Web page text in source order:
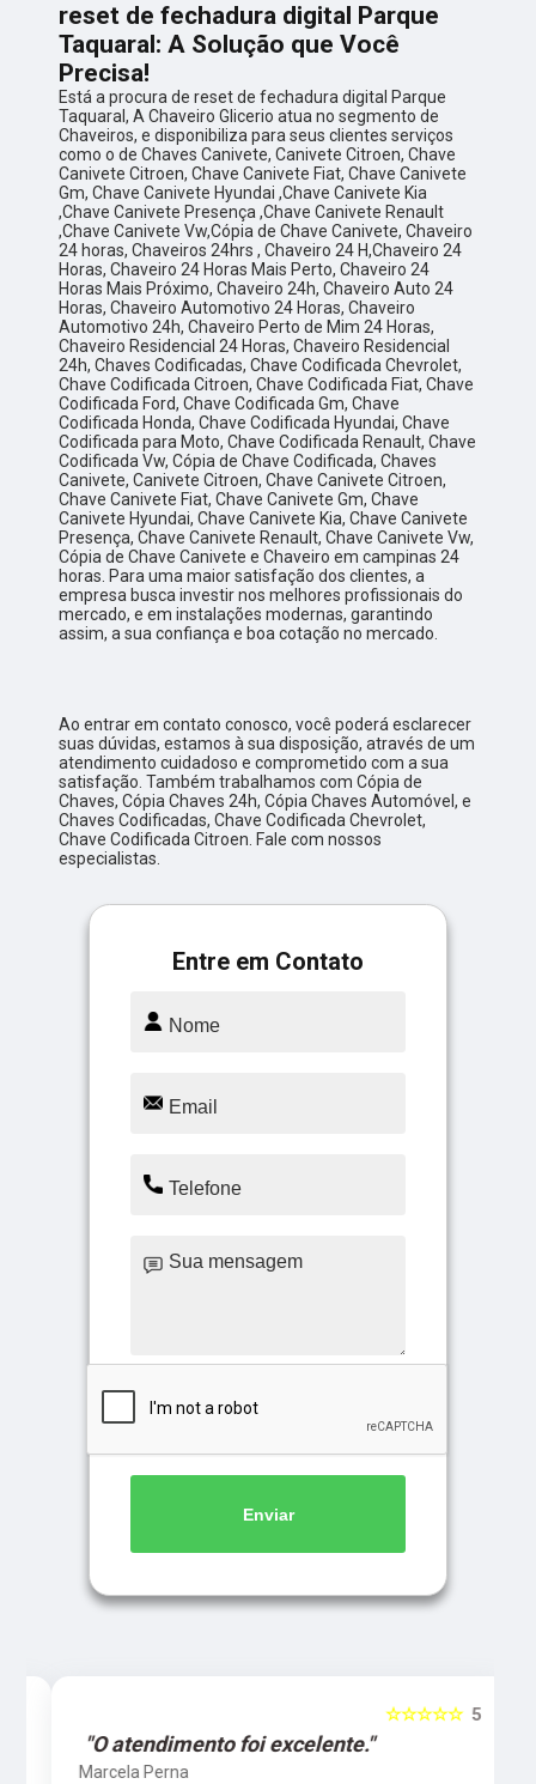
reset de fechadura digital Parque
Taquaral: A Solução que Você
Precisa!
Está a procura de reset de fechadura digital Parque
Taquaral, A Chaveiro Glicerio atua no segmento de
Chaveiros, e disponibiliza para seus clientes serviços
como o de Chaves Canivete, Canivete Citroen, Chave
Canivete Citroen, Chave Canivete Fiat, Chave Canivete
Gm, Chave Canivete Hyundai ,Chave Canivete Kia
,Chave Canivete Presença ,Chave Canivete Renault
,Chave Canivete Vw,Cópia de Chave Canivete, Chaveiro
24 horas, Chaveiros 24hrs , Chaveiro 24 H,Chaveiro 24
Horas, Chaveiro 24 Horas Mais Perto, Chaveiro 24
Horas Mais Próximo, Chaveiro 24h, Chaveiro Auto 24
Horas, Chaveiro Automotivo 24 Horas, Chaveiro
Automotivo 24h, Chaveiro Perto de Mim 24 Horas,
Chaveiro Residencial 24 Horas, Chaveiro Residencial
24h, Chaves Codificadas, Chave Codificada Chevrolet,
Chave Codificada Citroen, Chave Codificada Fiat, Chave
Codificada Ford, Chave Codificada Gm, Chave
Codificada Honda, Chave Codificada Hyundai, Chave
Codificada para Moto, Chave Codificada Renault, Chave
Codificada Vw, Cópia de Chave Codificada, Chaves
Canivete, Canivete Citroen, Chave Canivete Citroen,
Chave Canivete Fiat, Chave Canivete Gm, Chave
Canivete Hyundai, Chave Canivete Kia, Chave Canivete
Presença, Chave Canivete Renault, Chave Canivete Vw,
Cópia de Chave Canivete e Chaveiro em campinas 24
horas. Para uma maior satisfação dos clientes, a
empresa busca investir nos melhores profissionais do
mercado, e em instalações modernas, garantindo
assim, a sua confiança e boa cotação no mercado.
Ao entrar em contato conosco, você poderá esclarecer
suas dúvidas, estamos à sua disposição, através de um
atendimento cuidadoso e comprometido com a sua
satisfação. Também trabalhamos com Cópia de
Chaves, Cópia Chaves 24h, Cópia Chaves Automóvel, e
Chaves Codificadas, Chave Codificada Chevrolet,
Chave Codificada Citroen. Fale com nossos
especialistas.
Entre em Contato
Enviar
5
☆☆☆☆☆
"O atendimento foi excelente."
Marcela Perna